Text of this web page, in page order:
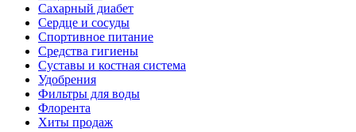
Сахарный диабет
Сердце и сосуды
Спортивное питание
Средства гигиены
Суставы и костная система
Удобрения
Фильтры для воды
Флорента
Хиты продаж